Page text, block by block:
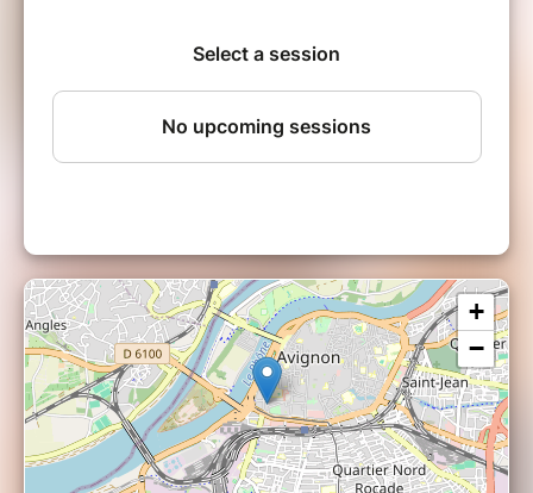
Merci de venir 15 à 20 minutes avant le début
du spectacle !
Contact direct : 06 18 78 39 98
DERAÏDENZ
+
−